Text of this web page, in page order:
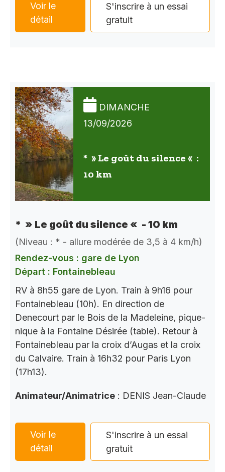
Voir le
détail
S'inscrire à un essai
gratuit
DIMANCHE
13/09/2026
* » Le goût du silence « :
10 km
* » Le goût du silence « - 10 km
(Niveau : * - allure modérée de 3,5 à 4 km/h)
Rendez-vous : gare de Lyon
Départ : Fontainebleau
RV à 8h55 gare de Lyon. Train à 9h16 pour
Fontainebleau (10h). En direction de
Denecourt par le Bois de la Madeleine, pique-
nique à la Fontaine Désirée (table). Retour à
Fontainebleau par la croix d’Augas et la croix
du Calvaire. Train à 16h32 pour Paris Lyon
(17h13).
Animateur/Animatrice : DENIS Jean-Claude
Voir le
détail
S'inscrire à un essai
gratuit